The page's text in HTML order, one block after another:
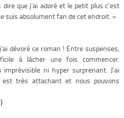
que j’ai adoré et le petit plus c’est
suis absolument fan de cet endroit. »
dévoré ce roman ! Entre suspenses,
à lâcher une fois commencer.
ni hyper surprenant. J’ai
est très attachant et nous pouvons